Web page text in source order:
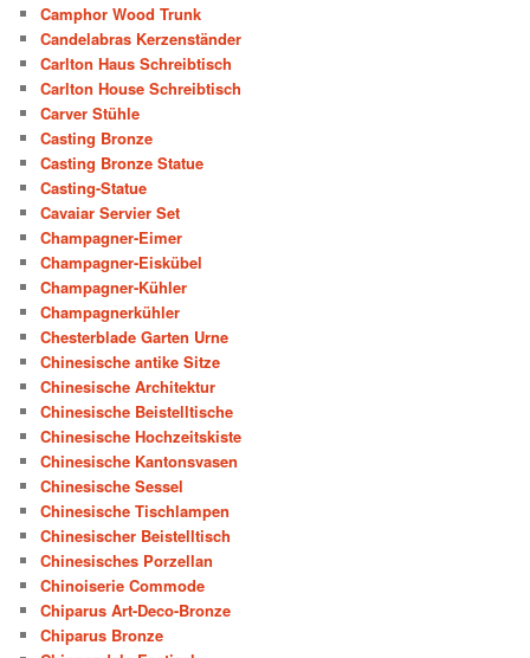
Camphor Wood Trunk
Candelabras Kerzenständer
Carlton Haus Schreibtisch
Carlton House Schreibtisch
Carver Stühle
Casting Bronze
Casting Bronze Statue
Casting-Statue
Cavaiar Servier Set
Champagner-Eimer
Champagner-Eiskübel
Champagner-Kühler
Champagnerkühler
Chesterblade Garten Urne
Chinesische antike Sitze
Chinesische Architektur
Chinesische Beistelltische
Chinesische Hochzeitskiste
Chinesische Kantonsvasen
Chinesische Sessel
Chinesische Tischlampen
Chinesischer Beistelltisch
Chinesisches Porzellan
Chinoiserie Commode
Chiparus Art-Deco-Bronze
Chiparus Bronze